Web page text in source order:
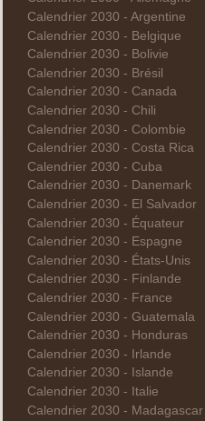
Calendrier 2030 - Argentine
Calendrier 2030 - Belgique
Calendrier 2030 - Bolivie
Calendrier 2030 - Brésil
Calendrier 2030 - Canada
Calendrier 2030 - Chili
Calendrier 2030 - Colombie
Calendrier 2030 - Costa Rica
Calendrier 2030 - Cuba
Calendrier 2030 - Danemark
Calendrier 2030 - El Salvador
Calendrier 2030 - Équateur
Calendrier 2030 - Espagne
Calendrier 2030 - États-Unis
Calendrier 2030 - Finlande
Calendrier 2030 - France
Calendrier 2030 - Guatemala
Calendrier 2030 - Honduras
Calendrier 2030 - Irlande
Calendrier 2030 - Islande
Calendrier 2030 - Italie
Calendrier 2030 - Madagascar